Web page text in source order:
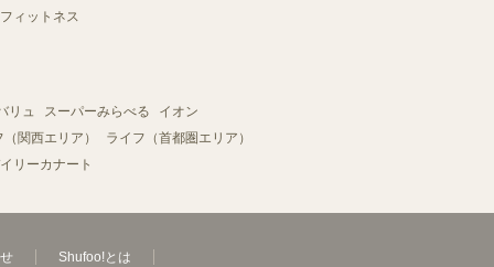
ィットネス
リュ スーパーみらべる
イオン
関西エリア）
ライフ（首都圏エリア）
リーカナート
Shufoo!とは